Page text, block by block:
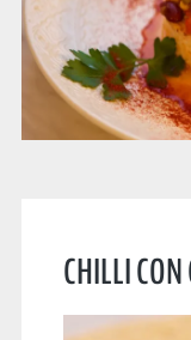
CHILLI